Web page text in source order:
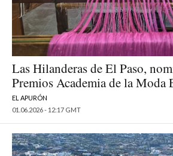
Las Hilanderas de El Paso,
Premios Academia de la Moda
EL APURÓN
01.06.2026 - 12:17 GMT